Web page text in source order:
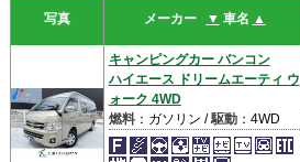
写真 メーカー ▼ 車名 ▲
キャンピングカー バンコン
ハイエース ドリームエーティ ウ
ォーク 4WD
燃料：ガソリン /駆動：4WD